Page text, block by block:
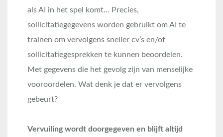
als AI in het spel komt… Precies,
sollicitatiegegevens worden gebruikt om AI te
trainen om vervolgens sneller cv’s en/of
sollicitatiegesprekken te kunnen beoordelen.
Met gegevens die het gevolg zijn van menselijke
vooroordelen. Wat denk je dat er vervolgens
gebeurt?
Vervuiling wordt doorgegeven en blijft altijd